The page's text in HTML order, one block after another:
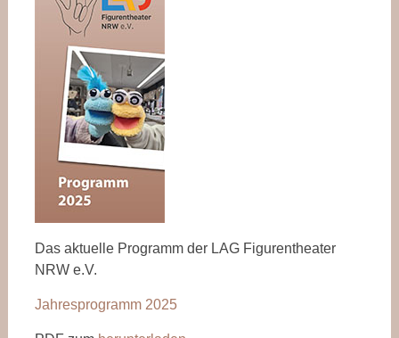
Das aktuelle Programm der LAG Figurentheater
NRW e.V.
Jahresprogramm 2025